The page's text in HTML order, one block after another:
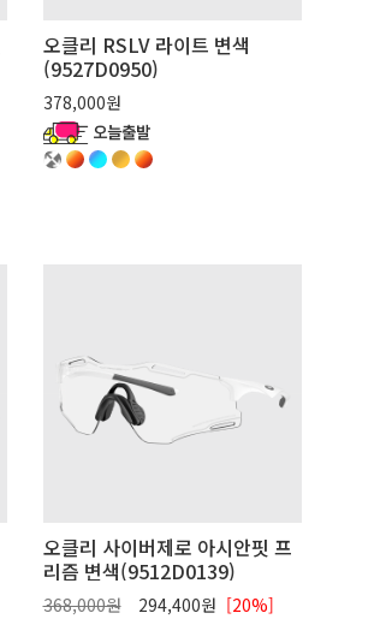
오클리 RSLV 라이트 변색
(9527D0950)
378,000원
오클리 사이버제로 아시안핏 프
리즘 변색(9512D0139)
368,000원 294,400원 [20%]